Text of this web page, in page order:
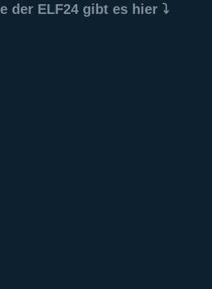
der ELF24 gibt es hier ⤵️